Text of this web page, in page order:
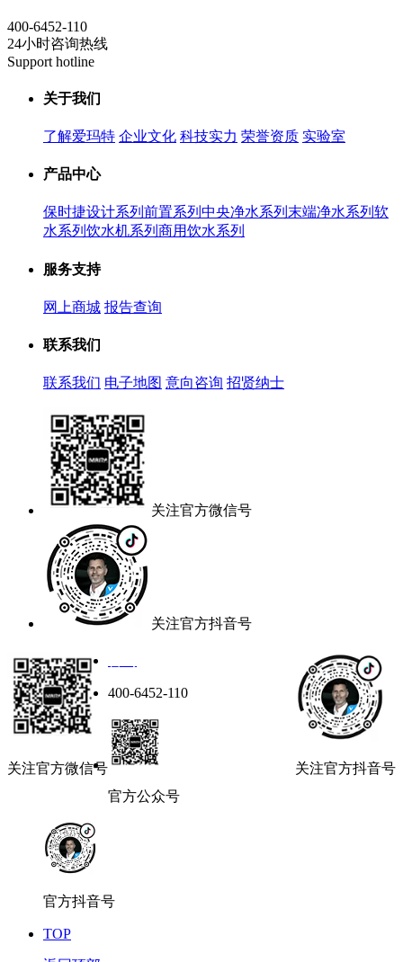
400-6452-110
24小时咨询热线
Support hotline
关于我们
了解爱玛特 企业文化 科技实力 荣誉资质 实验室
产品中心
保时捷设计系列 前置系列 中央净水系列 末端净水系列 软
水系列 饮水机系列 商用饮水系列
服务支持
网上商城 报告查询
联系我们
联系我们 电子地图 意向咨询 招贤纳士
关注官方微信号
关注官方抖音号
关注官方微信号 关注官方抖音号
400-6452-110
官方公众号
官方抖音号
TOP